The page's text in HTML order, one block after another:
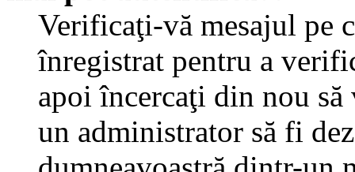
Verificaţi-vă mesajul pe
înregistrat pentru a
apoi încercaţi din nou
un administrator să fi